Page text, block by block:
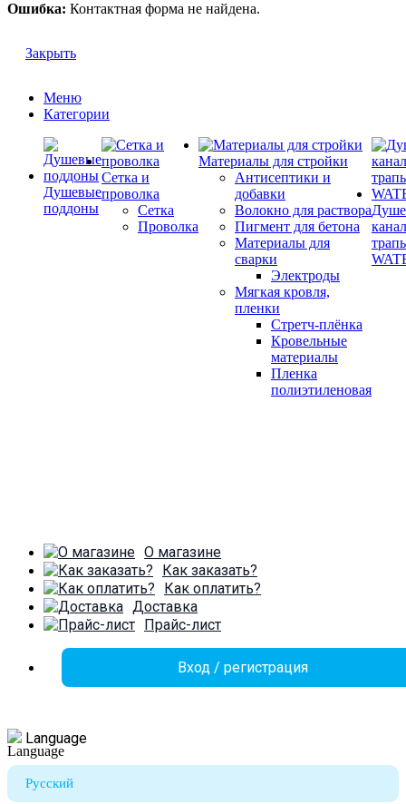
Ошибка: Контактная форма не найдена.
Закрыть
Меню
Категории
Душевые
поддоны
Сетка и
проволка
Сетка
Проволка
Материалы для стройки
Антисептики и
добавки
Волокно для раствора
Пигмент для бетона
Материалы для
сварки
Электроды
Мягкая кровля,
пленки
Стретч-плёнка
Кровельные
материалы
Пленка
полиэтиленовая
О магазине
Как заказать?
Как оплатить?
Доставка
Прайс-лист
Вход / регистрация
Language
Русский